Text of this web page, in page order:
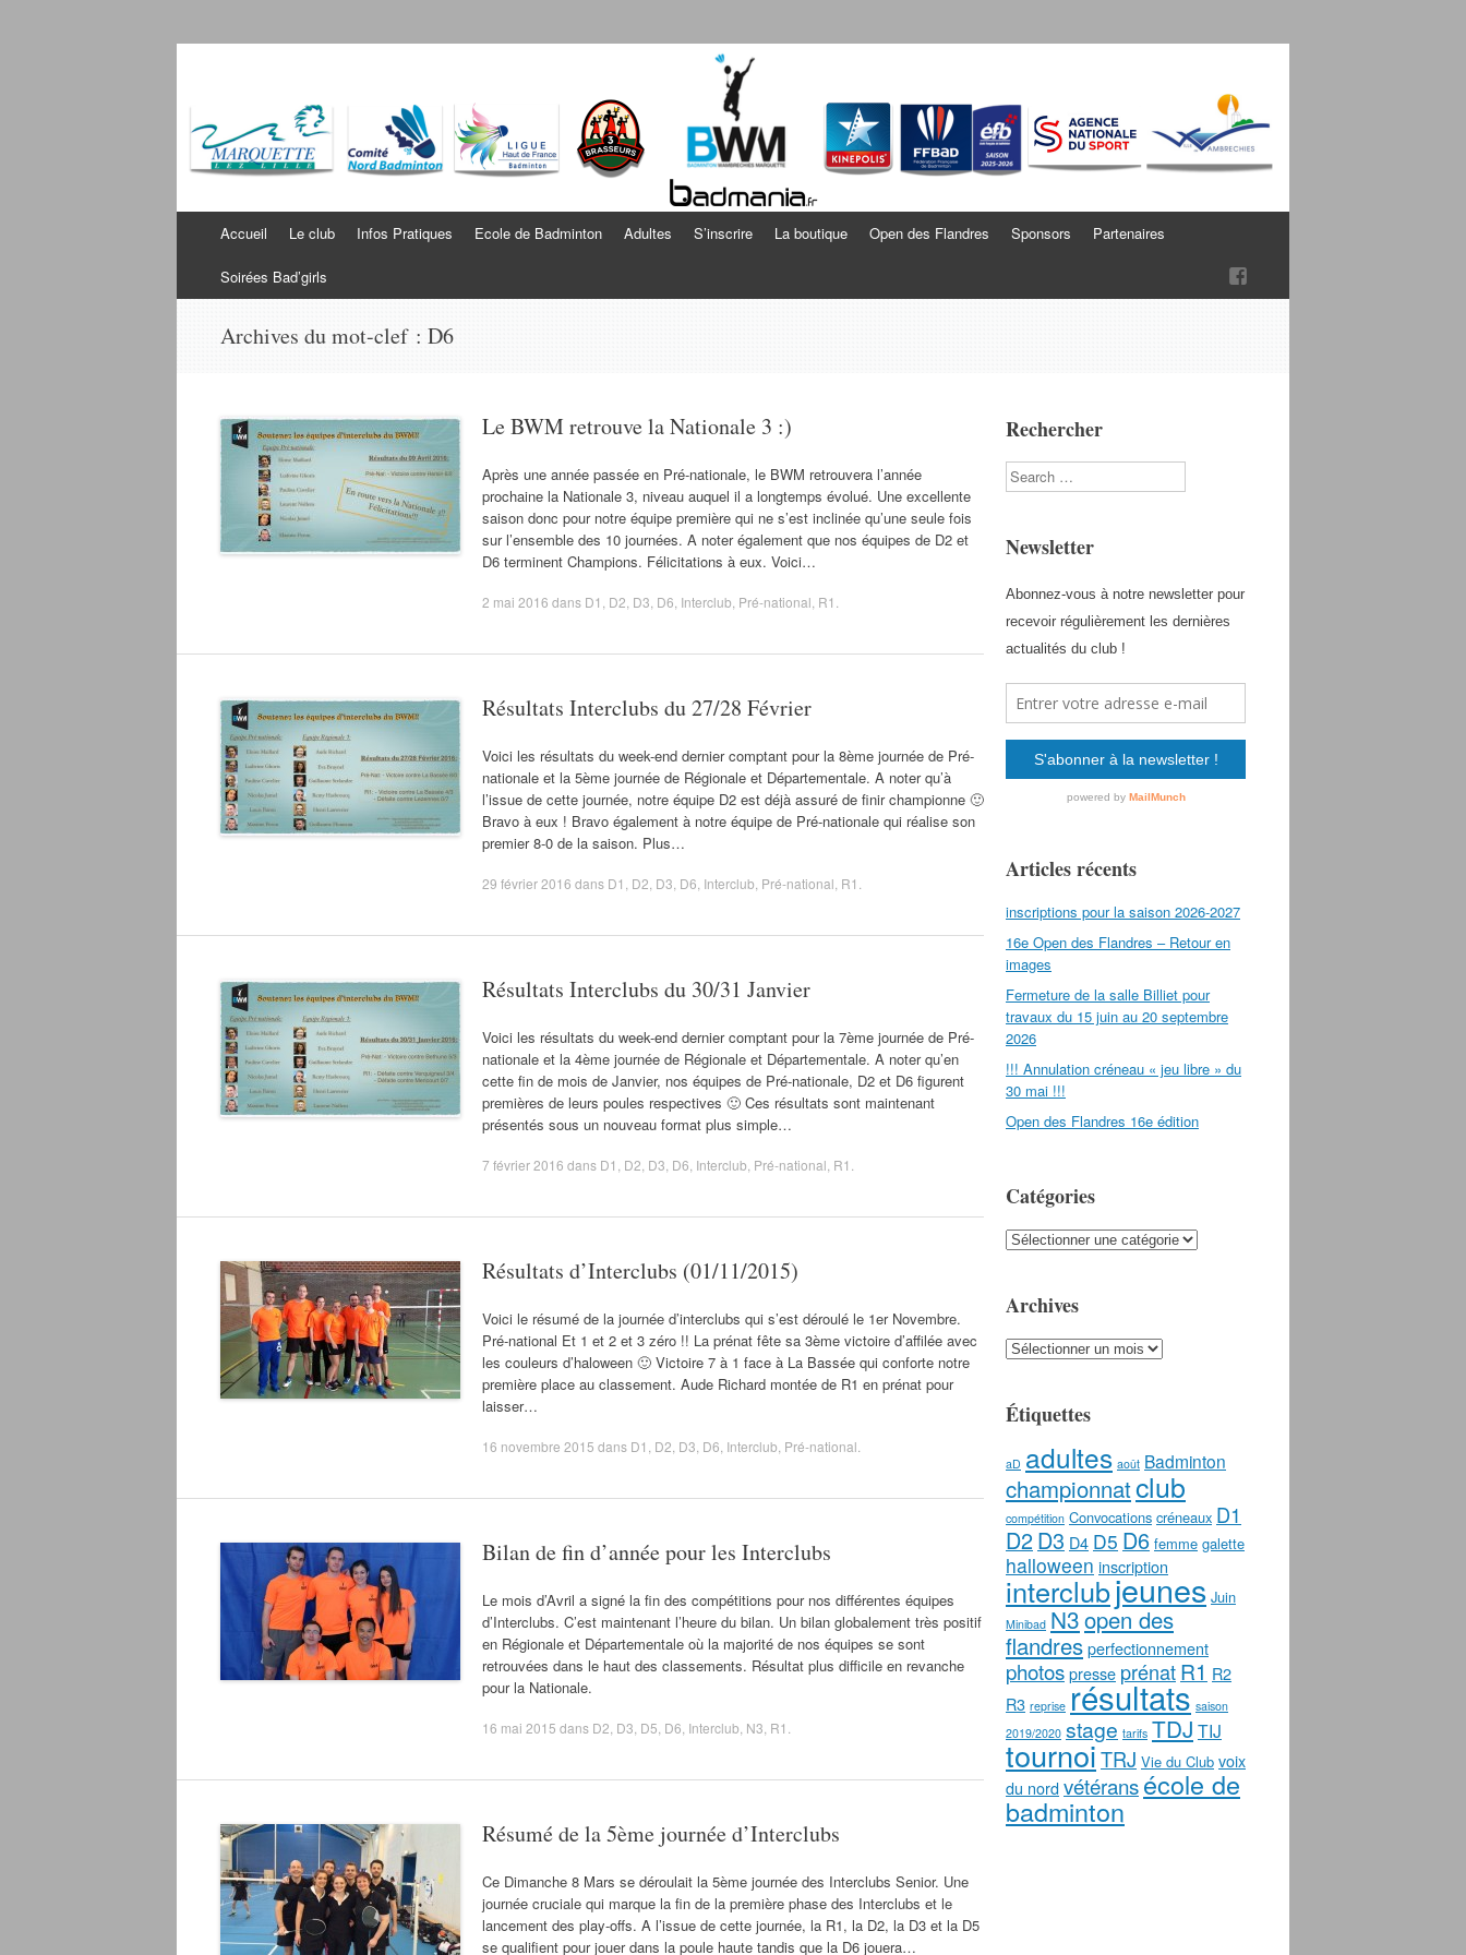
Badminton Wambrechies Marquette
Bienvenue sur le site du BWM
Aller au contenu
Accueil Le club Infos Pratiques Ecole de Badminton Adultes S’inscrire La boutique Open des Flandres Sponsors Partenaires
Soirées Bad’girls
Archives du mot-clef : D6
Le BWM retrouve la Nationale 3 :)
Après une année passée en Pré-nationale, le BWM retrouvera l’année
prochaine la Nationale 3, niveau auquel il a longtemps évolué. Une excellente
saison donc pour notre équipe première qui ne s’est inclinée qu’une seule fois
sur l’ensemble des 10 journées. A noter également que nos équipes de D2 et
D6 terminent Champions. Félicitations à eux. Voici…
2 mai 2016 dans D1 D2 D3 D6 Interclub Pré-national R1
Résultats Interclubs du 27/28 Février
Voici les résultats du week-end dernier comptant pour la 8ème journée de Pré-
nationale et la 5ème journée de Régionale et Départementale. A noter qu’à
l’issue de cette journée, notre équipe D2 est déjà assuré de finir championne 🙂
Bravo à eux ! Bravo également à notre équipe de Pré-nationale qui réalise son
premier 8-0 de la saison. Plus…
29 février 2016 dans D1 D2 D3 D6 Interclub Pré-national R1
Résultats Interclubs du 30/31 Janvier
Voici les résultats du week-end dernier comptant pour la 7ème journée de Pré-
nationale et la 4ème journée de Régionale et Départementale. A noter qu’en
cette fin de mois de Janvier, nos équipes de Pré-nationale, D2 et D6 figurent
premières de leurs poules respectives 🙂 Ces résultats sont maintenant
présentés sous un nouveau format plus simple…
7 février 2016 dans D1 D2 D3 D6 Interclub Pré-national R1
Résultats d’Interclubs (01/11/2015)
Voici le résumé de la journée d’interclubs qui s’est déroulé le 1er Novembre.
Pré-national Et 1 et 2 et 3 zéro !! La prénat fête sa 3ème victoire d’affilée avec
les couleurs d’haloween 🙂 Victoire 7 à 1 face à La Bassée qui conforte notre
première place au classement. Aude Richard montée de R1 en prénat pour
laisser…
16 novembre 2015 dans D1 D2 D3 D6 Interclub Pré-national
Bilan de fin d’année pour les Interclubs
Le mois d’Avril a signé la fin des compétitions pour nos différentes équipes
d’Interclubs. C’est maintenant l’heure du bilan. Un bilan globalement très positif
en Régionale et Départementale où la majorité de nos équipes se sont
retrouvées dans le haut des classements. Résultat plus difficile en revanche
pour la Nationale.
16 mai 2015 dans D2 D3 D5 D6 Interclub N3 R1
Résumé de la 5ème journée d’Interclubs
Ce Dimanche 8 Mars se déroulait la 5ème journée des Interclubs Senior. Une
journée cruciale qui marque la fin de la première phase des Interclubs et le
lancement des play-offs. A l’issue de cette journée, la R1, la D2, la D3 et la D5
se qualifient pour jouer dans la poule haute tandis que la D6 jouera…
Rechercher
Search
Newsletter
Articles récents
inscriptions pour la saison 2026-2027
16e Open des Flandres – Retour en
images
Fermeture de la salle Billiet pour
travaux du 15 juin au 20 septembre
2026
!!! Annulation créneau « jeu libre » du
30 mai !!!
Open des Flandres 16e édition
Catégories
Catégories
Archives
Archives
Étiquettes
aD adultes août Badminton
championnatclub
compétition Convocations créneaux D1
D2 D3 D4 D5 D6 femme galette
halloween inscription
interclubjeunes Juin
Minibad N3open des
flandresperfectionnement
photospresse prénatR1 R2
R3 reprise résultats saison
2019/2020 stage tarifs TDJ TIJ
tournoiTRJ Vie du Club voix
du nordvétéransécole de
badminton